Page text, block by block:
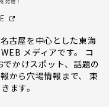
古屋を中心とした東海
メディアです。 コ
かけスポット、話題の
から穴場情報まで、 東
ます。